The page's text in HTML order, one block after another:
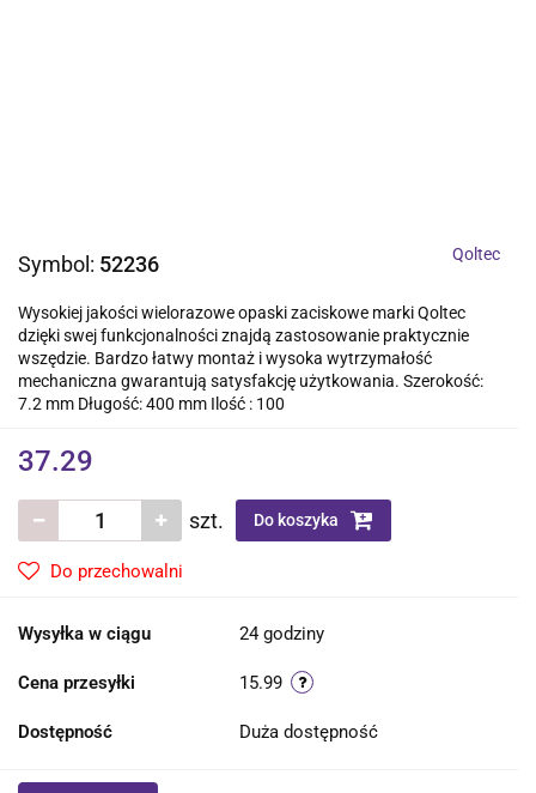
Symbol: 52236 Qoltec
Wysokiej jakości wielorazowe opaski zaciskowe marki Qoltec
dzięki swej funkcjonalności znajdą zastosowanie praktycznie
wszędzie. Bardzo łatwy montaż i wysoka wytrzymałość
mechaniczna gwarantują satysfakcję użytkowania. Szerokość:
7.2 mm Długość: 400 mm Ilość : 100
37.29
szt. Do koszyka
Do przechowalni
Wysyłka w ciągu 24 godziny
Cena przesyłki 15.99
Dostępność Duża dostępność